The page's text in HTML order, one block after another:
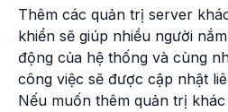
Thêm các quản trị server
khiển sẽ giúp nhiều người
động của hệ thống và cùng
công việc sẽ được cập nhật
Nếu muốn thêm quản trị